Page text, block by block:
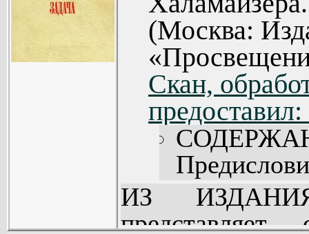
(Москва:
Скан,
1.
2.
ИЗ